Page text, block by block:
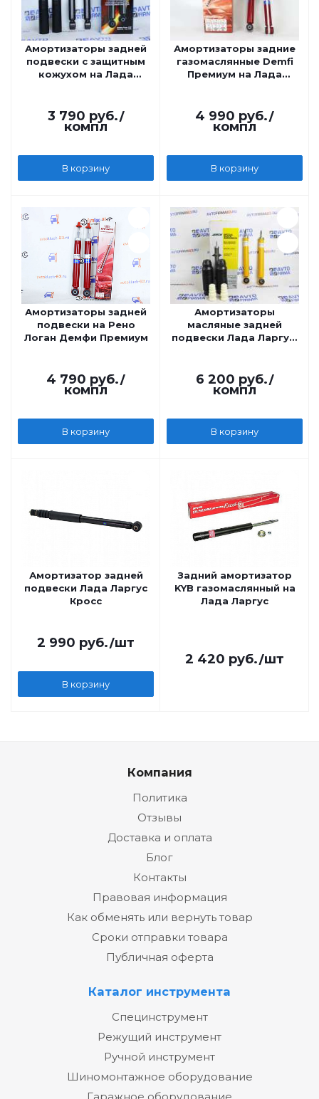
Амортизаторы задней
подвески с защитным
кожухом на Лада
3 790 руб./
компл
В корзину
Амортизаторы задние
газомаслянные Demfi
Премиум на Лада
4 990 руб./
компл
В корзину
Амортизаторы задней
подвески на Рено
Логан Демфи Премиум
4 790 руб./
компл
В корзину
Амортизаторы
масляные задней
подвески Лада Ларгус,
отбойниками и
пыльниками
6 200 руб./
компл
В корзину
Амортизатор задней
подвески Лада Ларгус
Кросс
2 990 руб./шт
В корзину
Задний амортизатор
KYB газомаслянный на
Лада Ларгус
2 420 руб./шт
Компания
Политика
Отзывы
Доставка и оплата
Блог
Контакты
Правовая информация
Как обменять или вернуть товар
Сроки отправки товара
Публичная оферта
Каталог инструмента
Специнструмент
Режущий инструмент
Ручной инструмент
Шиномонтажное оборудование